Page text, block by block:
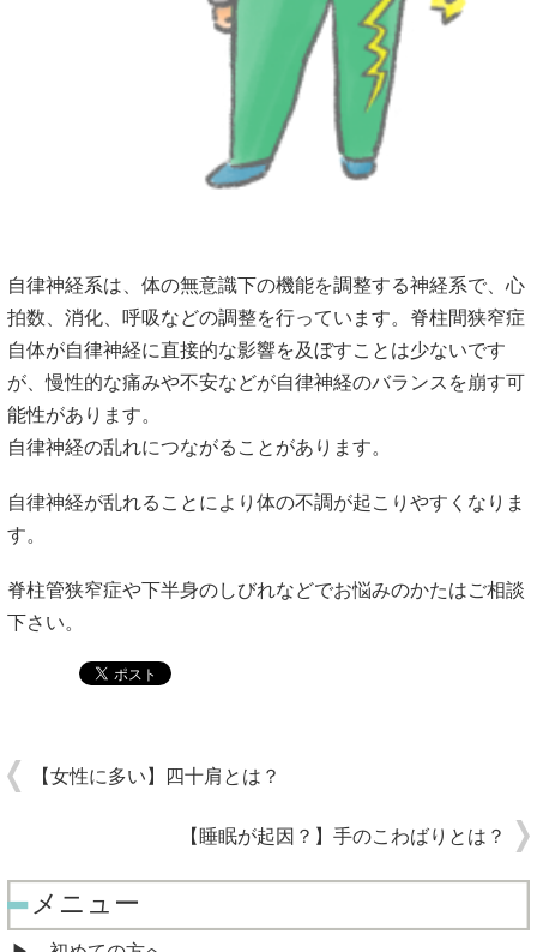
自律神経系は、体の無意識下の機能を調整する神経系で、心
拍数、消化、呼吸などの調整を行っています。脊柱間狭窄症
自体が自律神経に直接的な影響を及ぼすことは少ないです
が、慢性的な痛みや不安などが自律神経のバランスを崩す可
能性があります。
自律神経の乱れにつながることがあります。
自律神経が乱れることにより体の不調が起こりやすくなりま
す。
脊柱管狭窄症や下半身のしびれなどでお悩みのかたはご相談
下さい。
【女性に多い】四十肩とは？
【睡眠が起因？】手のこわばりとは？
メニュー